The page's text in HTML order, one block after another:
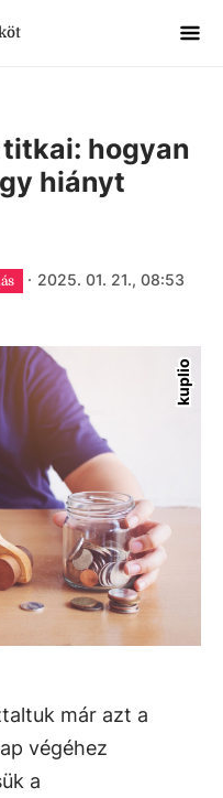
hogyan
hiányt
· 2025. 01. 21., 08:53
kuplio
már azt a
végéhez
a